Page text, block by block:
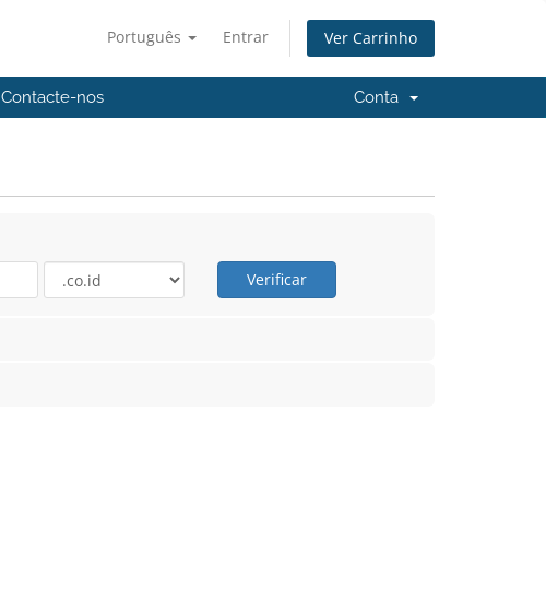
Português Entrar Ver Carrinho
Contacte-nos Conta
Verificar